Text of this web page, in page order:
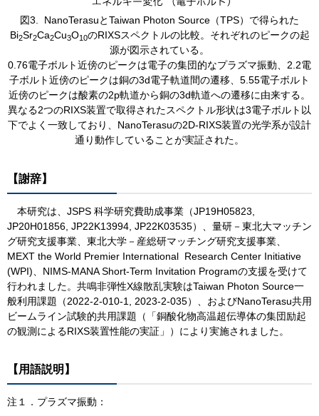
​図3. NanoTerasuとTaiwan Photon Source（TPS）で得られた
Bi2Sr2Ca2Cu3O10のRIXSスペクトルの比較。それぞれのピークの起
源が図示されている。
0.76電子ボルト近傍のピークは電子の集団的なプラズマ振動、2.2電
子ボルト近傍のピークは銅の3d電子軌道間の遷移、5.55電子ボルト
近傍のピークは酸素の2p軌道から銅の3d軌道への遷移に由来する。
異なる2つのRIXS装置で取得されたスペクトル形状は3電子ボルト以
下でよく一致しており、NanoTerasuの2D-RIXS装置の光学系が設計
通り動作していることが実証された。
【謝辞】
本研究は、JSPS 科学研究費助成事業（JP19H05823,
JP20H01856, JP22K13994, JP22K03535）、量研－東北大マッチン
グ研究支援事業、東北大学－産総研マッチング研究支援事業、
MEXT the World Premier International Research Center Initiative
(WPI)、NIMS-MANA Short-Term Invitation Programの支援を受けて
行われました。共鳴非弾性X線散乱実験はTaiwan Photon Source一
般利用課題（2022-2-010-1, 2023-2-035）、およびNanoTerasu共用
ビームライン試験的共用課題（「銅酸化物高温超伝導体の集団励起
の観測によるRIXS装置性能の実証」）により実施されました。
【用語説明】
注１．プラズマ振動：